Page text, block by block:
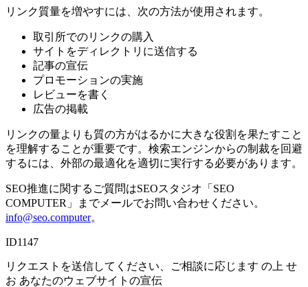
リンク質量を増やすには、次の方法が使用されます。
取引所でのリンクの購入
サイトをディレクトリに送信する
記事の宣伝
プロモーションの実施
レビューを書く
広告の掲載
リンクの量よりも質の方がはるかに大きな役割を果たすこと
を理解することが重要です。検索エンジンからの制裁を回避
するには、外部の最適化を適切に実行する必要があります。
SEO推進に関するご質問はSEOスタジオ「SEO
COMPUTER」までメールでお問い合わせください。
info@seo.computer。
ID1147
リクエストを送信してください、ご相談に応じます の上 せ
お あなたのウェブサイトの宣伝